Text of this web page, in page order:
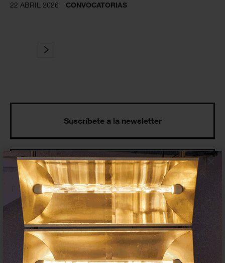
×
22 ABRIL 2026 CONVOCATORIAS
Suscríbete a la newsletter
Insertar residencias
Insertar exposición o evento